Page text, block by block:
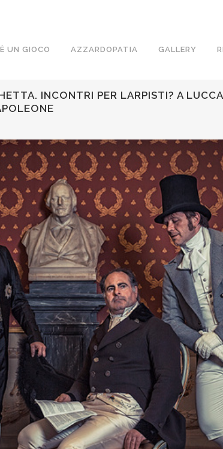
UN GIOCO AZZARDOPATIA GALLERY
INCONTRI PER LARPISTI? A